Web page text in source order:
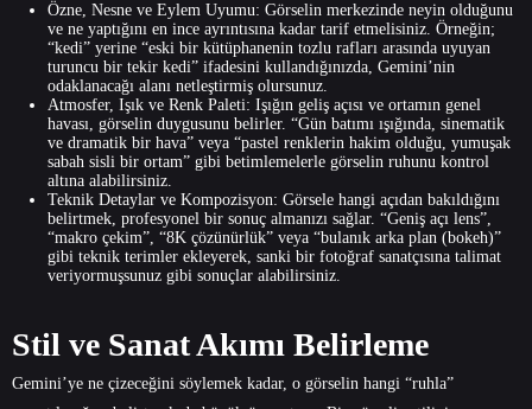
Özne, Nesne ve Eylem Uyumu: Görselin merkezinde neyin olduğunu
ve ne yaptığını en ince ayrıntısına kadar tarif etmelisiniz. Örneğin;
“kedi” yerine “eski bir kütüphanenin tozlu rafları arasında uyuyan
turuncu bir tekir kedi” ifadesini kullandığınızda, Gemini’nin
odaklanacağı alanı netleştirmiş olursunuz.
Atmosfer, Işık ve Renk Paleti: Işığın geliş açısı ve ortamın genel
havası, görselin duygusunu belirler. “Gün batımı ışığında, sinematik
ve dramatik bir hava” veya “pastel renklerin hakim olduğu, yumuşak
sabah sisli bir ortam” gibi betimlemelerle görselin ruhunu kontrol
altına alabilirsiniz.
Teknik Detaylar ve Kompozisyon: Görsele hangi açıdan bakıldığını
belirtmek, profesyonel bir sonuç almanızı sağlar. “Geniş açı lens”,
“makro çekim”, “8K çözünürlük” veya “bulanık arka plan (bokeh)”
gibi teknik terimler ekleyerek, sanki bir fotoğraf sanatçısına talimat
veriyormuşsunuz gibi sonuçlar alabilirsiniz.
Stil ve Sanat Akımı Belirleme
Gemini’ye ne çizeceğini söylemek kadar, o görselin hangi “ruhla”